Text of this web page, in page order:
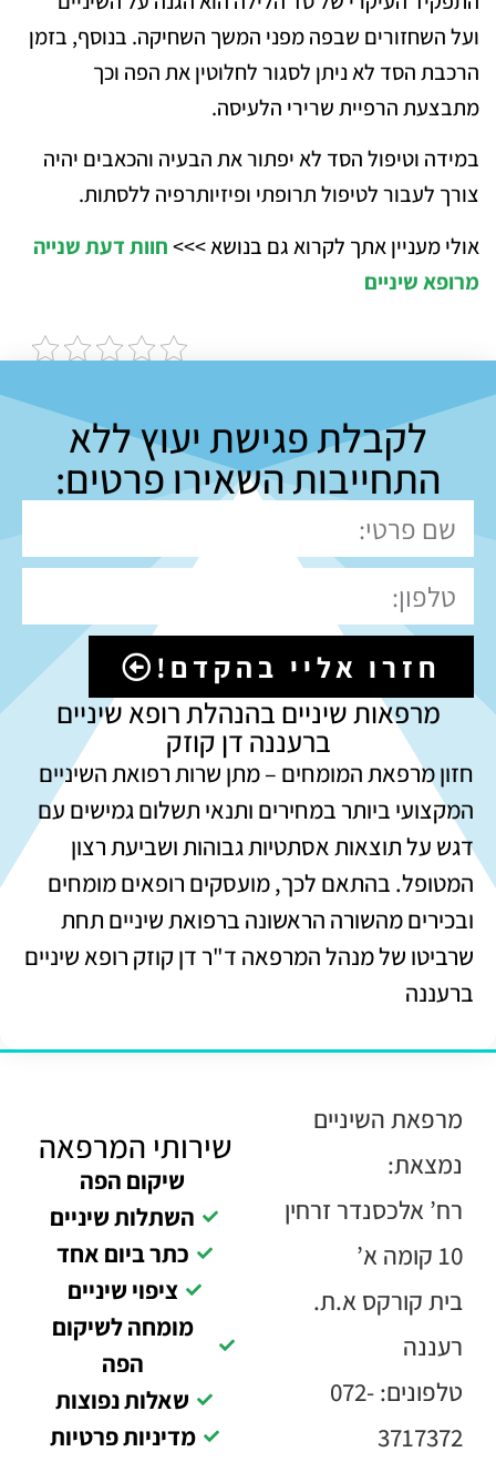
ועל השחזורים שבפה מפני המשך השחיקה. בנוסף, בזמן
הרכבת הסד לא ניתן לסגור לחלוטין את הפה וכך
מתבצעת הרפיית שרירי הלעיסה.
במידה וטיפול הסד לא יפתור את הבעיה והכאבים יהיה
צורך לעבור לטיפול תרופתי ופיזיותרפיה ללסתות.
אולי מעניין אתך לקרוא גם בנושא >>>חוות דעת שנייה
מרופא שיניים
לקבלת פגישת יעוץ ללא
התחייבות השאירו פרטים:
חזרו אליי בהקדם!
מרפאות שיניים בהנהלת רופא שיניים
ברעננה דן קוזק
חזון מרפאת המומחים – מתן שרות רפואת השיניים
המקצועי ביותר במחירים ותנאי תשלום גמישים עם
דגש על תוצאות אסתטיות גבוהות ושביעת רצון
המטופל. בהתאם לכך, מועסקים רופאים מומחים
ובכירים מהשורה הראשונה ברפואת שיניים תחת
שרביטו של מנהל המרפאה ד"ר דן קוזק רופא שיניים
ברעננה
מרפאת השיניים
נמצאת:
רח’ אלכסנדר זרחין
10 קומה א’
בית קורקס א.ת.
רעננה
טלפונים: 072-
3717372
שירותי המרפאה
שיקום הפה
השתלות שיניים
כתר ביום אחד
ציפוי שיניים
מומחה לשיקום
הפה
שאלות נפוצות
מדיניות פרטיות